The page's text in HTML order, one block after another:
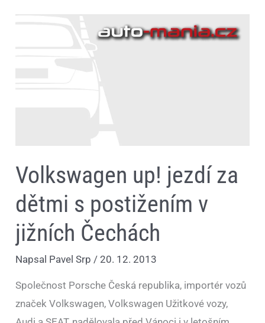
Volkswagen up! jezdí za
dětmi s postižením v
jižních Čechách
Napsal Pavel Srp/20. 12. 2013
Společnost Porsche Česká republika, importér vozů
značek Volkswagen, Volkswagen Užitkové vozy,